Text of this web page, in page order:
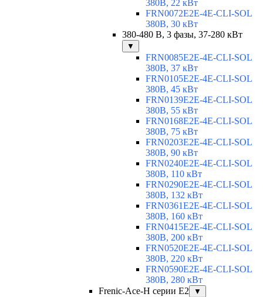
380В, 22 кВт
FRN0072E2E-4E-CLI-SOL
380В, 30 кВт
380-480 В, 3 фазы, 37-280 кВт
▼
FRN0085E2E-4E-CLI-SOL
380В, 37 кВт
FRN0105E2E-4E-CLI-SOL
380В, 45 кВт
FRN0139E2E-4E-CLI-SOL
380В, 55 кВт
FRN0168E2E-4E-CLI-SOL
380В, 75 кВт
FRN0203E2E-4E-CLI-SOL
380В, 90 кВт
FRN0240E2E-4E-CLI-SOL
380В, 110 кВт
FRN0290E2E-4E-CLI-SOL
380В, 132 кВт
FRN0361E2E-4E-CLI-SOL
380В, 160 кВт
FRN0415E2E-4E-CLI-SOL
380В, 200 кВт
FRN0520E2E-4E-CLI-SOL
380В, 220 кВт
FRN0590E2E-4E-CLI-SOL
380В, 280 кВт
Frenic-Ace-H серии E2
▼